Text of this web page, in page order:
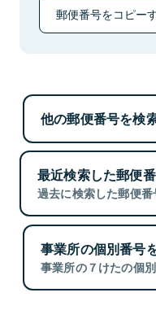
郵便番号をコピー
他の郵便番号を検
最近検索した郵便
過去に検索した郵便番
事業所の個別番号
事業所の７けたの個